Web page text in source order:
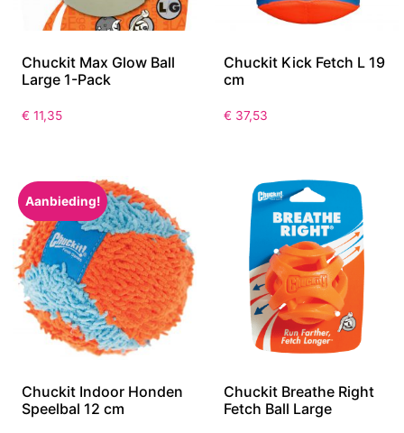
Chuckit Max Glow Ball
Large 1-Pack
€ 11,35
Chuckit Kick Fetch L 19
cm
€ 37,53
Aanbieding!
Chuckit Indoor Honden
Speelbal 12 cm
Chuckit Breathe Right
Fetch Ball Large